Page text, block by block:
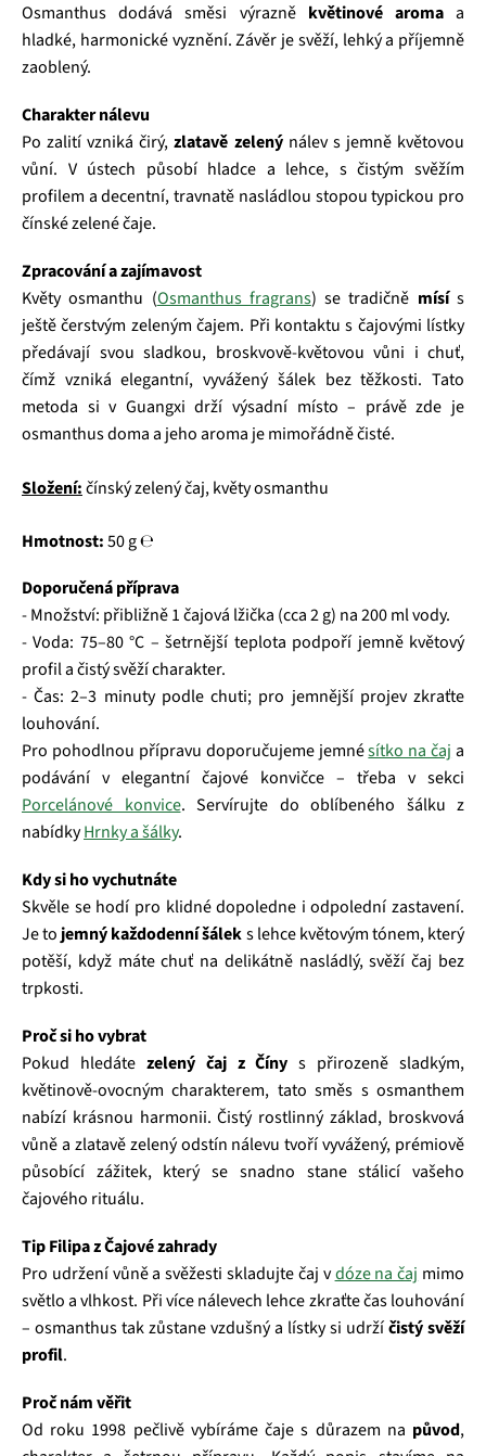
Osmanthus dodává směsi výrazně květinové aromaa
hladké, harmonické vyznění. Závěr je svěží, lehký a příjemně
zaoblený.
Charakter nálevu
Po zalití vzniká čirý,zlatavě zelenýnálev s jemně květovou
vůní. V ústech působí hladce a lehce, s čistým svěžím
profilem a decentní, travnatě nasládlou stopou typickou pro
čínské zelené čaje.
Zpracování a zajímavost
Květy osmanthu (Osmanthus fragrans) se tradičně mísís
ještě čerstvým zeleným čajem. Při kontaktu s čajovými lístky
předávají svou sladkou, broskvově-květovou vůni i chuť,
čímž vzniká elegantní, vyvážený šálek bez těžkosti. Tato
metoda si v Guangxi drží výsadní místo – právě zde je
osmanthus doma a jeho aroma je mimořádně čisté.
Složení:čínský zelený čaj, květy osmanthu
Hmotnost:50 g ℮
Doporučená příprava
- Množství: přibližně 1 čajová lžička (cca 2 g) na 200 ml vody.
- Voda: 75–80 °C – šetrnější teplota podpoří jemně květový
profil a čistý svěží charakter.
- Čas: 2–3 minuty podle chuti; pro jemnější projev zkraťte
louhování.
Pro pohodlnou přípravu doporučujeme jemnésítko na čaj a
podávání v elegantní čajové konvičce – třeba v sekci
Porcelánové konvice. Servírujte do oblíbeného šálku z
nabídkyHrnky a šálky.
Kdy si ho vychutnáte
Skvěle se hodí pro klidné dopoledne i odpolední zastavení.
Je to jemný každodenní šáleks lehce květovým tónem, který
potěší, když máte chuť na delikátně nasládlý, svěží čaj bez
trpkosti.
Proč si ho vybrat
Pokud hledáte zelený čaj z Číny s přirozeně sladkým,
květinově-ovocným charakterem, tato směs s osmanthem
nabízí krásnou harmonii. Čistý rostlinný základ, broskvová
vůně a zlatavě zelený odstín nálevu tvoří vyvážený, prémiově
působící zážitek, který se snadno stane stálicí vašeho
čajového rituálu.
Tip Filipa z Čajové zahrady
Pro udržení vůně a svěžesti skladujte čaj vdóze na čaj mimo
světlo a vlhkost. Při více nálevech lehce zkraťte čas louhování
– osmanthus tak zůstane vzdušný a lístky si udržíčistý svěží
profil.
Proč nám věřit
Od roku 1998 pečlivě vybíráme čaje s důrazem na původ,